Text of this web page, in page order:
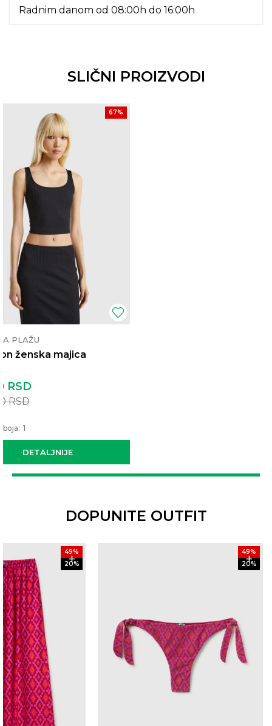
Radnim danom od 08:00h do 16:00h
SLIČNI PROIZVODI
67%
PLAŽU
ženska majica
DETALJNIJE
RSD
RSD
boja: 1
DOPUNITE OUTFIT
49%
20%
49%
20%